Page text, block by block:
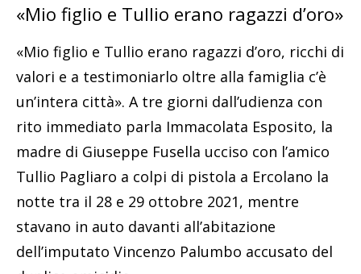
«Mio figlio e Tullio erano ragazzi d’oro»
«Mio figlio e Tullio erano ragazzi d’oro, ricchi di
valori e a testimoniarlo oltre alla famiglia c’è
un’intera città». A tre giorni dall’udienza con
rito immediato parla Immacolata Esposito, la
madre di Giuseppe Fusella ucciso con l’amico
Tullio Pagliaro a colpi di pistola a Ercolano la
notte tra il 28 e 29 ottobre 2021, mentre
stavano in auto davanti all’abitazione
dell’imputato Vincenzo Palumbo accusato del